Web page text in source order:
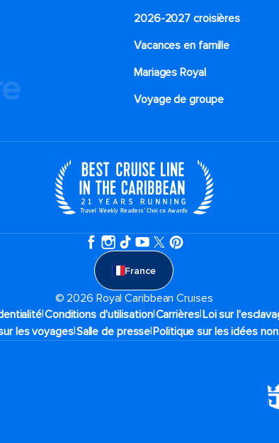
2026-2027 croisières
Vacances en famille
Mariages Royal
Voyage de groupe​
France
© 2026 Royal Caribbean Cruises
|Conditions d'utilisation|Carrières|Loi sur
les voyages|Salle de presse|Politique sur les idées